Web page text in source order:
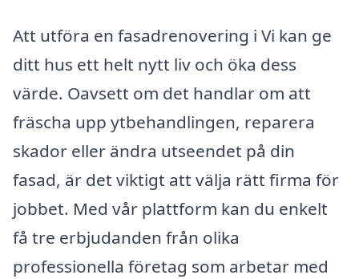
Att utföra en fasadrenovering i Vi kan ge
ditt hus ett helt nytt liv och öka dess
värde. Oavsett om det handlar om att
fräscha upp ytbehandlingen, reparera
skador eller ändra utseendet på din
fasad, är det viktigt att välja rätt firma för
jobbet. Med vår plattform kan du enkelt
få tre erbjudanden från olika
professionella företag som arbetar med